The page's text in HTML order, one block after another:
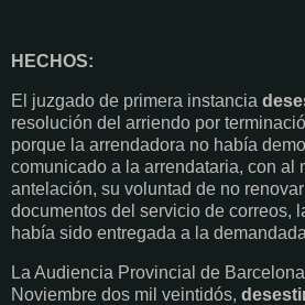
HECHOS:
El juzgado de primera instancia
resolución del arriendo por
porque la arrendadora no había
comunicado a la arrendataria, con al
antelación, su voluntad de no
documentos del servicio de correos,
había sido entregada a la
La Audiencia Provincial de
Noviembre dos mil veintidós,